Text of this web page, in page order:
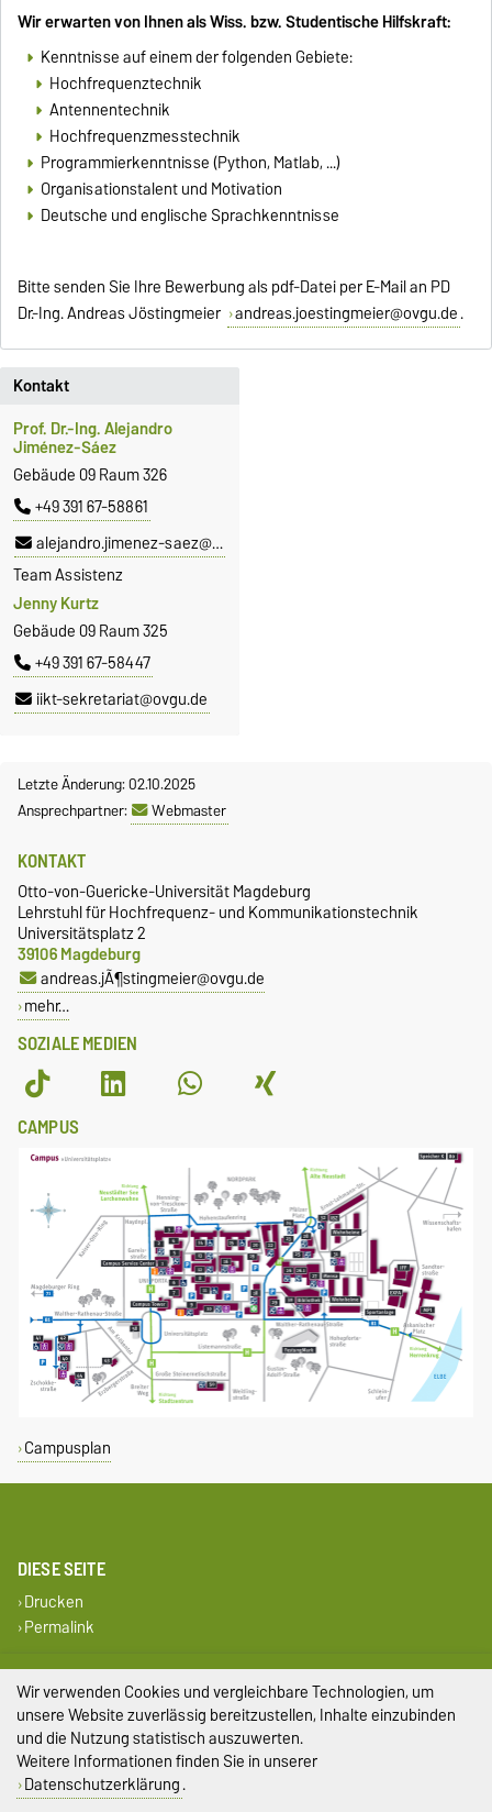
Wir erwarten von Ihnen als Wiss. bzw. Studentische Hilfskraft:
Kenntnisse auf einem der folgenden Gebiete:
Hochfrequenztechnik
Antennentechnik
Hochfrequenzmesstechnik
Programmierkenntnisse (Python, Matlab, ...)
Organisationstalent und Motivation
Deutsche und englische Sprachkenntnisse
Bitte senden Sie Ihre Bewerbung als pdf-Datei per E-Mail an PD
Dr.-Ing. Andreas Jöstingmeier andreas.joestingmeier@ovgu.de.
Kontakt
Prof. Dr.-Ing. Alejandro
Jiménez-Sáez
Gebäude 09 Raum 326
+49 391 67-58861
alejandro.jimenez-saez@ovgu.de
Team Assistenz
Jenny Kurtz
Gebäude 09 Raum 325
+49 391 67-58447
iikt-sekretariat@ovgu.de
Letzte Änderung: 02.10.2025
Ansprechpartner:
Webmaster
SOZIALE MEDIEN
KONTAKT
Otto-von-Guericke-Universität Magdeburg
Lehrstuhl für Hochfrequenz- und Kommunikationstechnik
Universitätsplatz 2
39106 Magdeburg
andreas.jÃ¶stingmeier@ovgu.de
mehr…
CAMPUS
Campusplan
DIESE SEITE
Drucken
Permalink
Impressum
Datenschutz
Barrierefreiheit
Wir verwenden Cookies und vergleichbare Technologien, um
unsere Website zuverlässig bereitzustellen, Inhalte einzubinden
und die Nutzung statistisch auszuwerten.
Weitere Informationen finden Sie in unserer
Datenschutzerklärung.